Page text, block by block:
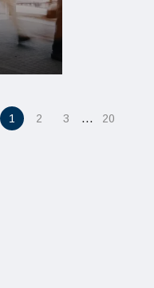
1 2 3 … 20